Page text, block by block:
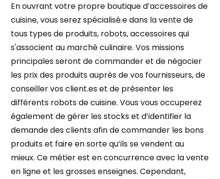
En ouvrant votre propre boutique d’accessoires de
cuisine, vous serez spécialisé.e dans la vente de
tous types de produits, robots, accessoires qui
s'associent au marché culinaire. Vos missions
principales seront de commander et de négocier
les prix des produits auprès de vos fournisseurs, de
conseiller vos client.es et de présenter les
différents robots de cuisine. Vous vous occuperez
également de gérer les stocks et d’identifier la
demande des clients afin de commander les bons
produits et faire en sorte qu’ils se vendent au
mieux. Ce métier est en concurrence avec la vente
en ligne et les grosses enseignes. Cependant,